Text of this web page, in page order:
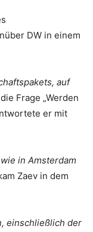
DW in einem
auf
Frage „Werden
er mit
in Amsterdam
Zaev in dem
einschließlich der